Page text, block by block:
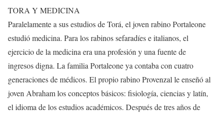
TORA Y MEDICINA
Paralelamente a sus estudios de Torá, el joven rabino Portaleone
estudió medicina. Para los rabinos sefaradíes e italianos, el
ejercicio de la medicina era una profesión y una fuente de
ingresos digna. La familia Portaleone ya contaba con cuatro
generaciones de médicos. El propio rabino Provenzal le enseñó al
joven Abraham los conceptos básicos: fisiología, ciencias y latín,
el idioma de los estudios académicos. Después de tres años de